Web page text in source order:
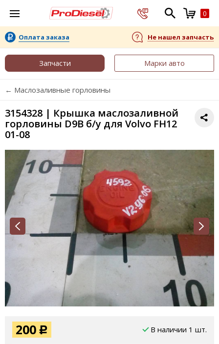
0
Оплата заказа Не нашел запчасть
Запчасти Марки авто
← Маслозаливные горловины
3154328 | Крышка маслозаливной
горловины D9B б/у для Volvo FH12
01-08
200 Р В наличии 1 шт.